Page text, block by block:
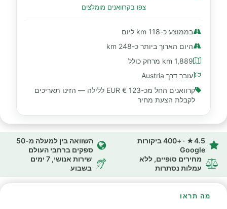
צפו בקרוואנים מומלצים
בממוצע כ-118 km ליום
היום הארוך ביותר כ-248 km
1,889 km מרחק כולל
עובר דרך Austria
קרוואנים החל מכ-123 € EUR
ללילה — הזינו תאריכים
לקבלת הצעת מחיר
4.5★ · +400 ביקורות
Google
השוואה בין למעלה מ-50
ספקים ברחבי העולם
מחירים סופיים, ללא
עמלות נסתרות
שירות אנושי, 7 ימים
בשבוע
מה תראו